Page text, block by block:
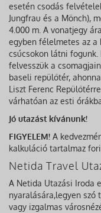
esetén csodás
Jungfrau és a Mönch),
4.000 m. A vonatjegy
egyben félelmetes az a
csúcsokon látni fogunk.
felvesszük a
baseli repülőtér,
Liszt Ferenc
várhatóan az esti
Jó utazást kívánunk!
FIGYELEM! A
kalkuláció tartalmaz
Netida Travel
A Netida Utazási Iroda
nyaralására,legyen szó
vagy izgalmas